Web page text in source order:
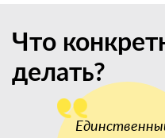
Что
делать?